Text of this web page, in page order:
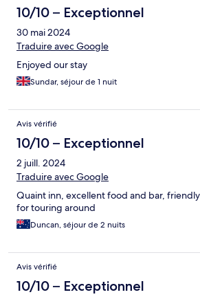
10/10 – Exceptionnel
30 mai 2024
Traduire avec Google
Enjoyed our stay
Sundar, séjour de 1 nuit
Avis vérifié
10/10 – Exceptionnel
2 juill. 2024
Traduire avec Google
Quaint inn, excellent food and bar,
for touring around
Duncan, séjour de 2 nuits
Avis vérifié
10/10 – Exceptionnel